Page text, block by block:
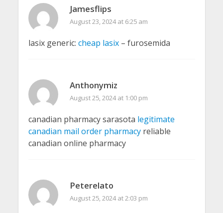
Jamesflips
August 23, 2024 at 6:25 am
lasix generic: cheap lasix– furosemida
Anthonymiz
August 25, 2024 at 1:00 pm
canadian pharmacy sarasota legitimate
canadian mail order pharmacyreliable
canadian online pharmacy
Peterelato
August 25, 2024 at 2:03 pm